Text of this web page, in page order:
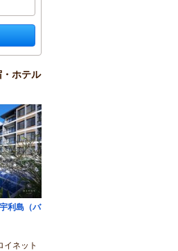
ホテル
利島（バ
イネット